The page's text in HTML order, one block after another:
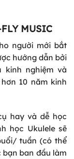
MUSIC
người mới bắt
hướng dẫn bởi
kinh nghiệm và
10 năm kinh
hay và dễ học
học Ukulele sẽ
tuần (có thể
ban đầu làm